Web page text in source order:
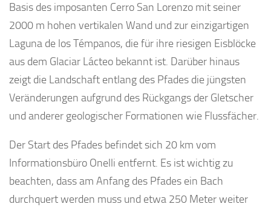
Basis des imposanten Cerro San Lorenzo mit seiner
2000 m hohen vertikalen Wand und zur einzigartigen
Laguna de los Témpanos, die für ihre riesigen Eisblöcke
aus dem Glaciar Lácteo bekannt ist. Darüber hinaus
zeigt die Landschaft entlang des Pfades die jüngsten
Veränderungen aufgrund des Rückgangs der Gletscher
und anderer geologischer Formationen wie Flussfächer.
Der Start des Pfades befindet sich 20 km vom
Informationsbüro Onelli entfernt. Es ist wichtig zu
beachten, dass am Anfang des Pfades ein Bach
durchquert werden muss und etwa 250 Meter weiter